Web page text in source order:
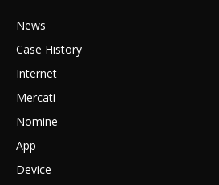
News
Case History
Internet
Mercati
Nomine
App
Device